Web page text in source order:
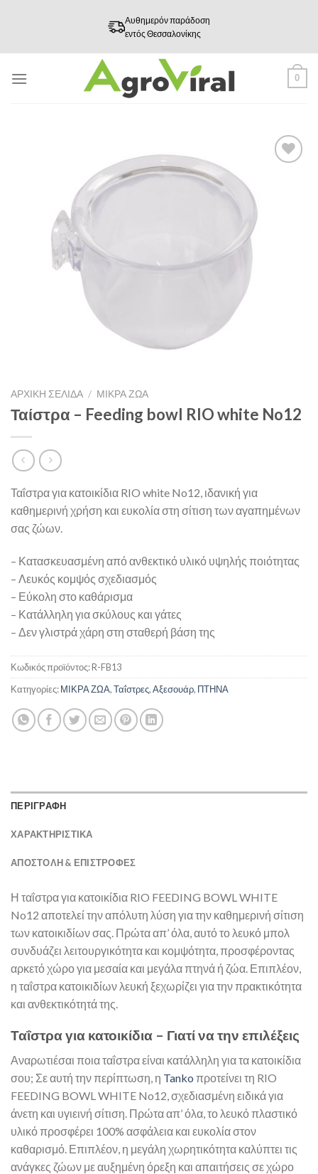
Αυθημερόν παράδοση
εντός Θεσσαλονίκης
0
ΑΡΧΙΚΉ ΣΕΛΊΔΑ / ΜΙΚΡΑ ΖΩΑ
Ταίστρα – Feeding bowl RIO white No12
Ταΐστρα για κατοικίδια RIO white No12, ιδανική για
καθημερινή χρήση και ευκολία στη σίτιση των αγαπημένων
σας ζώων.
– Κατασκευασμένη από ανθεκτικό υλικό υψηλής ποιότητας
– Λευκός κομψός σχεδιασμός
– Εύκολη στο καθάρισμα
– Κατάλληλη για σκύλους και γάτες
– Δεν γλιστρά χάρη στη σταθερή βάση της
Κωδικός προϊόντος:R-FB13
Κατηγορίες:ΜΙΚΡΑ ΖΩΑ,Ταΐστρες,Αξεσουάρ, ΠΤΗΝΑ
ΠΕΡΙΓΡΑΦΗ
ΧΑΡΑΚΤΗΡΙΣΤΙΚΑ
ΑΠΟΣΤΟΛΉ & ΕΠΙΣΤΡΟΦΈΣ
Η ταΐστρα για κατοικίδια RIO FEEDING BOWL WHITE
No12 αποτελεί την απόλυτη λύση για την καθημερινή σίτιση
των κατοικιδίων σας. Πρώτα απ’ όλα, αυτό το λευκό μπολ
συνδυάζει λειτουργικότητα και κομψότητα, προσφέροντας
αρκετό χώρο για μεσαία και μεγάλα πτηνά ή ζώα. Επιπλέον,
η ταΐστρα κατοικιδίων λευκή ξεχωρίζει για την πρακτικότητα
και ανθεκτικότητά της.
Ταΐστρα για κατοικίδια – Γιατί να την επιλέξεις
Αναρωτιέσαι ποια ταΐστρα είναι κατάλληλη για τα κατοικίδια
σου; Σε αυτή την περίπτωση, η Tanko προτείνει τη RIO
FEEDING BOWL WHITE No12, σχεδιασμένη ειδικά για
άνετη και υγιεινή σίτιση. Πρώτα απ’ όλα, το λευκό πλαστικό
υλικό προσφέρει 100% ασφάλεια και ευκολία στον
καθαρισμό. Επιπλέον, η μεγάλη χωρητικότητα καλύπτει τις
ανάγκες ζώων με αυξημένη όρεξη και απαιτήσεις σε χώρο